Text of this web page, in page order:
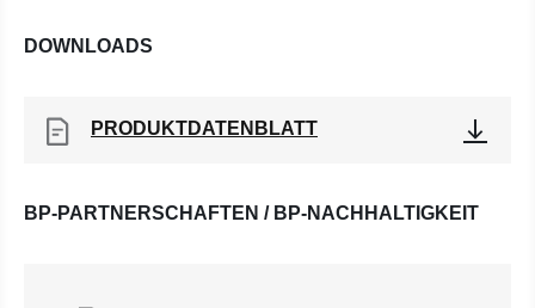
DOWNLOADS
PRODUKTDATENBLATT
BP-PARTNERSCHAFTEN / BP-NACHHALTIGKEIT